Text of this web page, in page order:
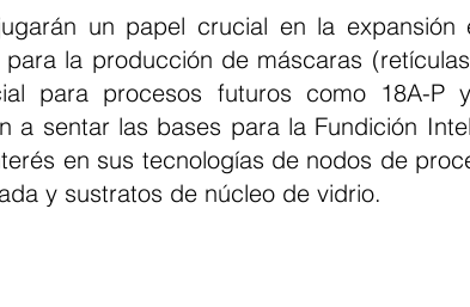
un papel crucial en la
la producción de máscaras
para procesos futuros como 18A-P
a sentar las bases para la Fundición
en sus tecnologías de nodos de
y sustratos de núcleo de vidrio.